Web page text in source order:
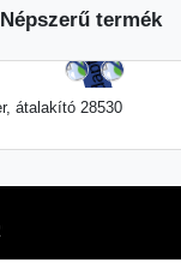
Népszerű termék
átalakító 28530